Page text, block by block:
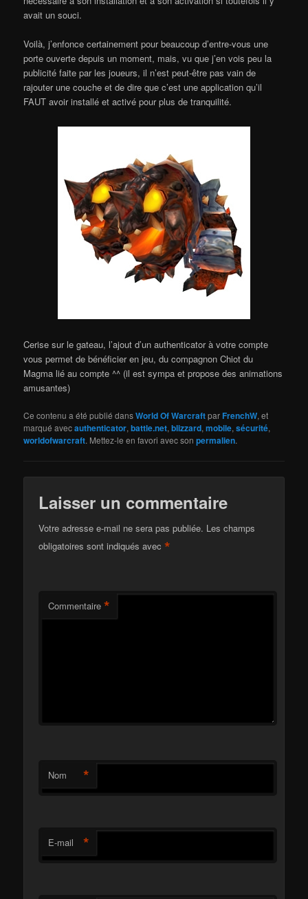
avait un souci.
Voilà, j’enfonce certainement pour beaucoup d’entre-vous une
porte ouverte depuis un moment, mais, vu que j’en vois peu la
publicité faite par les joueurs, il n’est peut-être pas vain de
rajouter une couche et de dire que c’est une application qu’il
FAUT avoir installé et activé pour plus de tranquilité.
Cerise sur le gateau, l’ajout d’un authenticator à votre compte
vous permet de bénéficier en jeu, du compagnon Chiot du
Magma lié au compte ^^ (il est sympa et propose des animations
amusantes)
Ce contenu a été publié dansWorld Of WarcraftparFrenchW, et
marqué avecauthenticator,battle.net,blizzard,mobile,sécurité,
worldofwarcraft. Mettez-le en favori avec sonpermalien.
Laisser un commentaire
Votre adresse e-mail ne sera pas publiée. Les champs
obligatoires sont indiqués avec*
Commentaire *
Nom *
E-mail *